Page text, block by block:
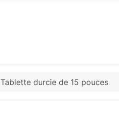
Tablette durcie de 15 pouces